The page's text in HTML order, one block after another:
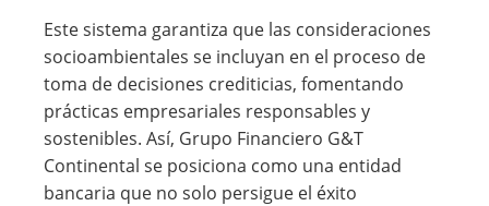
Este sistema garantiza que las consideraciones
socioambientales se incluyan en el proceso de
toma de decisiones crediticias, fomentando
prácticas empresariales responsables y
sostenibles. Así, Grupo Financiero G&T
Continental se posiciona como una entidad
bancaria que no solo persigue el éxito